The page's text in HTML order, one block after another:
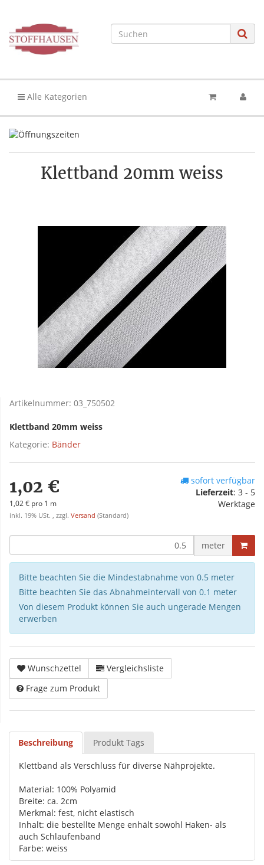
Alle Kategorien
Klettband 20mm weiss
Artikelnummer: 03_750502
Klettband 20mm weiss
Kategorie: Bänder
1,02 €
1,02 € pro 1 m
inkl. 19% USt. , zzgl. Versand (Standard)
sofort verfügbar
Lieferzeit: 3 - 5
Werktage
meter
Bitte beachten Sie die Mindestabnahme von 0.5 meter
Bitte beachten Sie das Abnahmeintervall von 0.1 meter
Von diesem Produkt können Sie auch ungerade Mengen
erwerben
Wunschzettel
Vergleichsliste
Frage zum Produkt
Beschreibung Produkt Tags
Klettband als Verschluss für diverse Nähprojekte.
Material: 100% Polyamid
Breite: ca. 2cm
Merkmal: fest, nicht elastisch
Inhalt: die bestellte Menge enhält sowohl Haken- als
auch Schlaufenband
Farbe: weiss